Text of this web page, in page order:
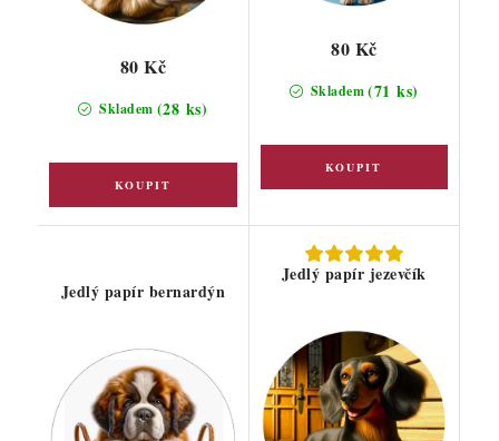
Skladem (28 ks)
80 Kč
Skladem(71 ks)
80 Kč
Jedlý papír bernardýn
Jedlý papír jezevčík